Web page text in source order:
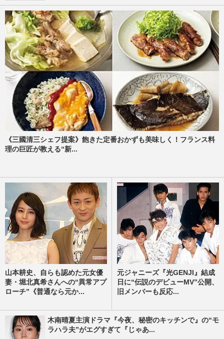
《三國清三シェフ提案》飽きた定番おかずも美味しく！フランス料
理の巨匠が教える“新...
山本耕史、自らも認めた元女優
妻・堀北真希さんへの“異常アプ
ローチ”《普通なら元か...
元ジャニーズ『光GENJI』結成
日に“伝説のデビューMV”公開、
旧メンバーも反応...
木南晴夏主演ドラマ『今夜、秘密のキッチンで』の“モ
ラハラ夫”がエグすぎて『じゃあ...